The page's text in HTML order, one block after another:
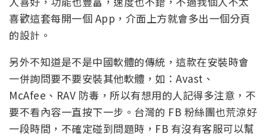
喜歡這套每開一個 App，介面上方就會多出一個分頁
的設計。
另外不知道是不是中國軟體的傳統，這款在安裝時會
一併詢問要不要安裝其他軟體，如：Avast、
McAfee、RAV 防毒，所以有想用的人記得多注意，不
要不看內容一直按下一步。台灣的 FB 粉絲團也荒涼好
一段時間，不確定碰到問題時，FB 有沒有客服可以幫